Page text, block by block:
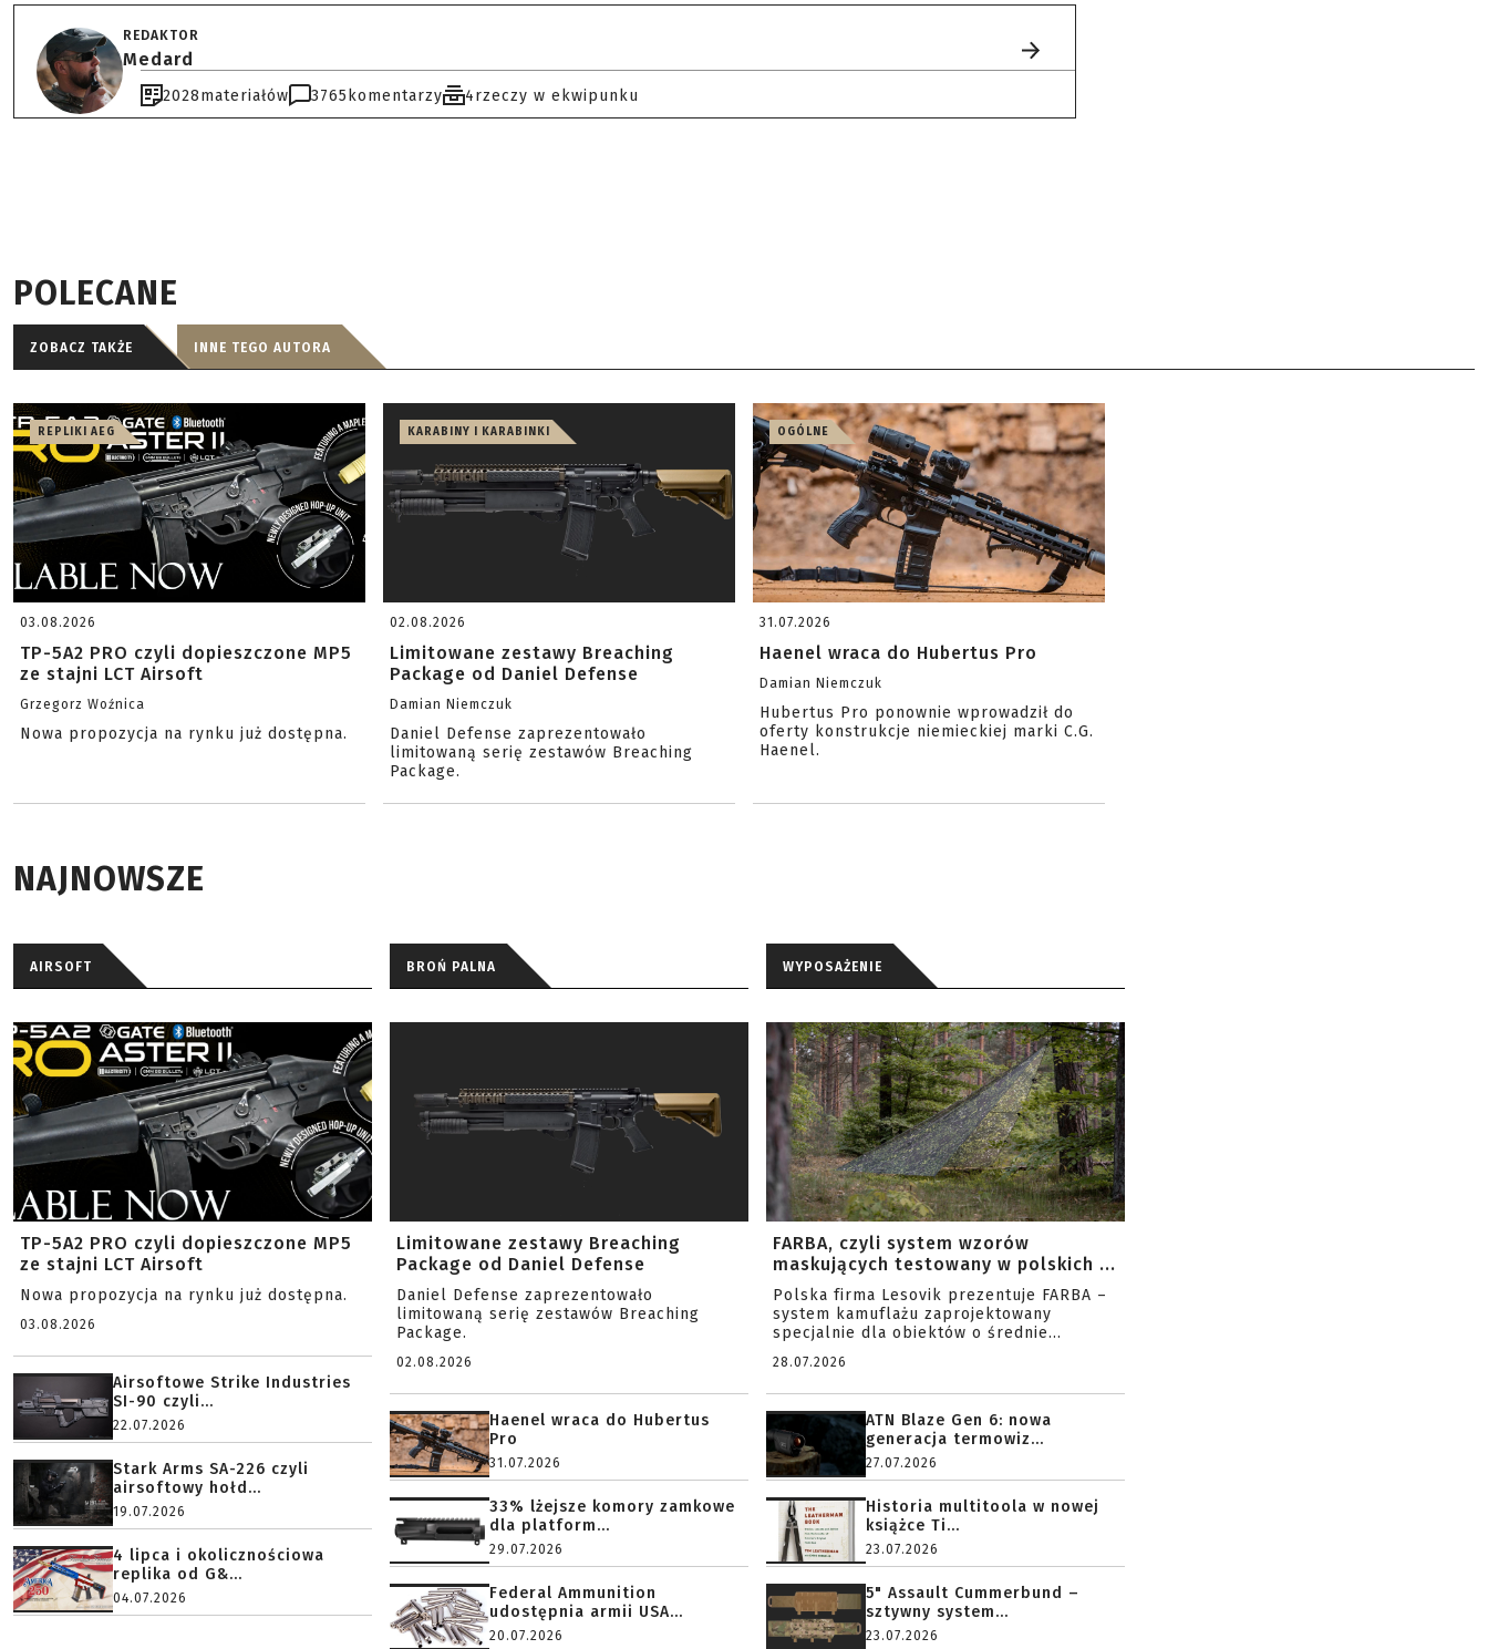
REDAKTOR
Medard
2028materiałów 3765 komentarzy 4rzeczy w ekwipunku
POLECANE
ZOBACZ TAKŻE INNE TEGO AUTORA
REPLIKI AEG
03.08.2026
TP-5A2 PRO czyli dopieszczone MP5
ze stajni LCT Airsoft
Grzegorz Woźnica
Nowa propozycja na rynku już dostępna.
KARABINY I KARABINKI
02.08.2026
Limitowane zestawy Breaching
Package od Daniel Defense
Damian Niemczuk
Daniel Defense zaprezentowało
limitowaną serię zestawów Breaching
Package.
OGÓLNE
31.07.2026
Haenel wraca do Hubertus Pro
Damian Niemczuk
Hubertus Pro ponownie wprowadził do
oferty konstrukcje niemieckiej marki C.G.
Haenel.
NAJNOWSZE
AIRSOFT
TP-5A2 PRO czyli dopieszczone MP5
ze stajni LCT Airsoft
Nowa propozycja na rynku już dostępna.
03.08.2026
Airsoftowe Strike Industries
SI-90 czyli...
22.07.2026
Stark Arms SA-226 czyli
airsoftowy hołd...
19.07.2026
4 lipca i okolicznościowa
replika od G&...
04.07.2026
BROŃ PALNA
Limitowane zestawy Breaching
Package od Daniel Defense
Daniel Defense zaprezentowało
limitowaną serię zestawów Breaching
Package.
02.08.2026
Haenel wraca do Hubertus
Pro
31.07.2026
33% lżejsze komory zamkowe
dla platform...
29.07.2026
Federal Ammunition
udostępnia armii USA...
20.07.2026
WYPOSAŻENIE
FARBA, czyli system wzorów
maskujących testowany w polskich ...
Polska firma Lesovik prezentuje FARBA –
system kamuflażu zaprojektowany
specjalnie dla obiektów o średnie...
28.07.2026
ATN Blaze Gen 6: nowa
generacja termowiz...
27.07.2026
Historia multitoola w nowej
książce Ti...
23.07.2026
5" Assault Cummerbund –
sztywny system...
23.07.2026